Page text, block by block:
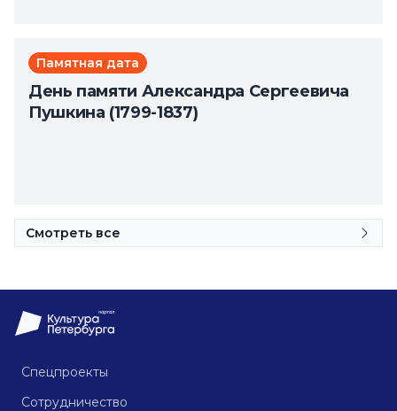
Памятная дата
День памяти Александра Сергеевича
Пушкина (1799-1837)
Смотреть все
Спецпроекты
Сотрудничество